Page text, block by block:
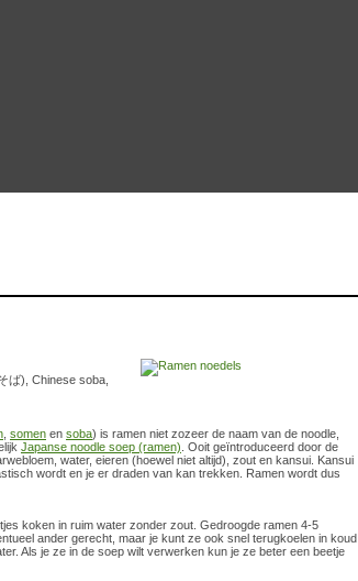
ば), Chinese soba,
somen en soba) is ramen niet zozeer de naam van de noodle,
Japanse noodle soep (ramen) . Ooit geïntroduceerd door de
water, eieren (hoewel niet altijd), zout en kansui. Kansui
wordt en je er draden van kan trekken. Ramen wordt dus
koken in ruim water zonder zout. Gedroogde ramen 4-5
ander gerecht, maar je kunt ze ook snel terugkoelen in koud
Als je ze in de soep wilt verwerken kun je ze beter een beetje